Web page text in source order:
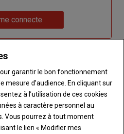
connecte
pas abonné(e)
UN COMPTE
formule et créez votre
à tout {nom-site}.
garantir le bon fonctionnement
mesure d’audience. En cliquant sur
à l’utilisation de ces cookies
à caractère personnel au
Vous pourrez à tout moment
le lien « Modifier mes